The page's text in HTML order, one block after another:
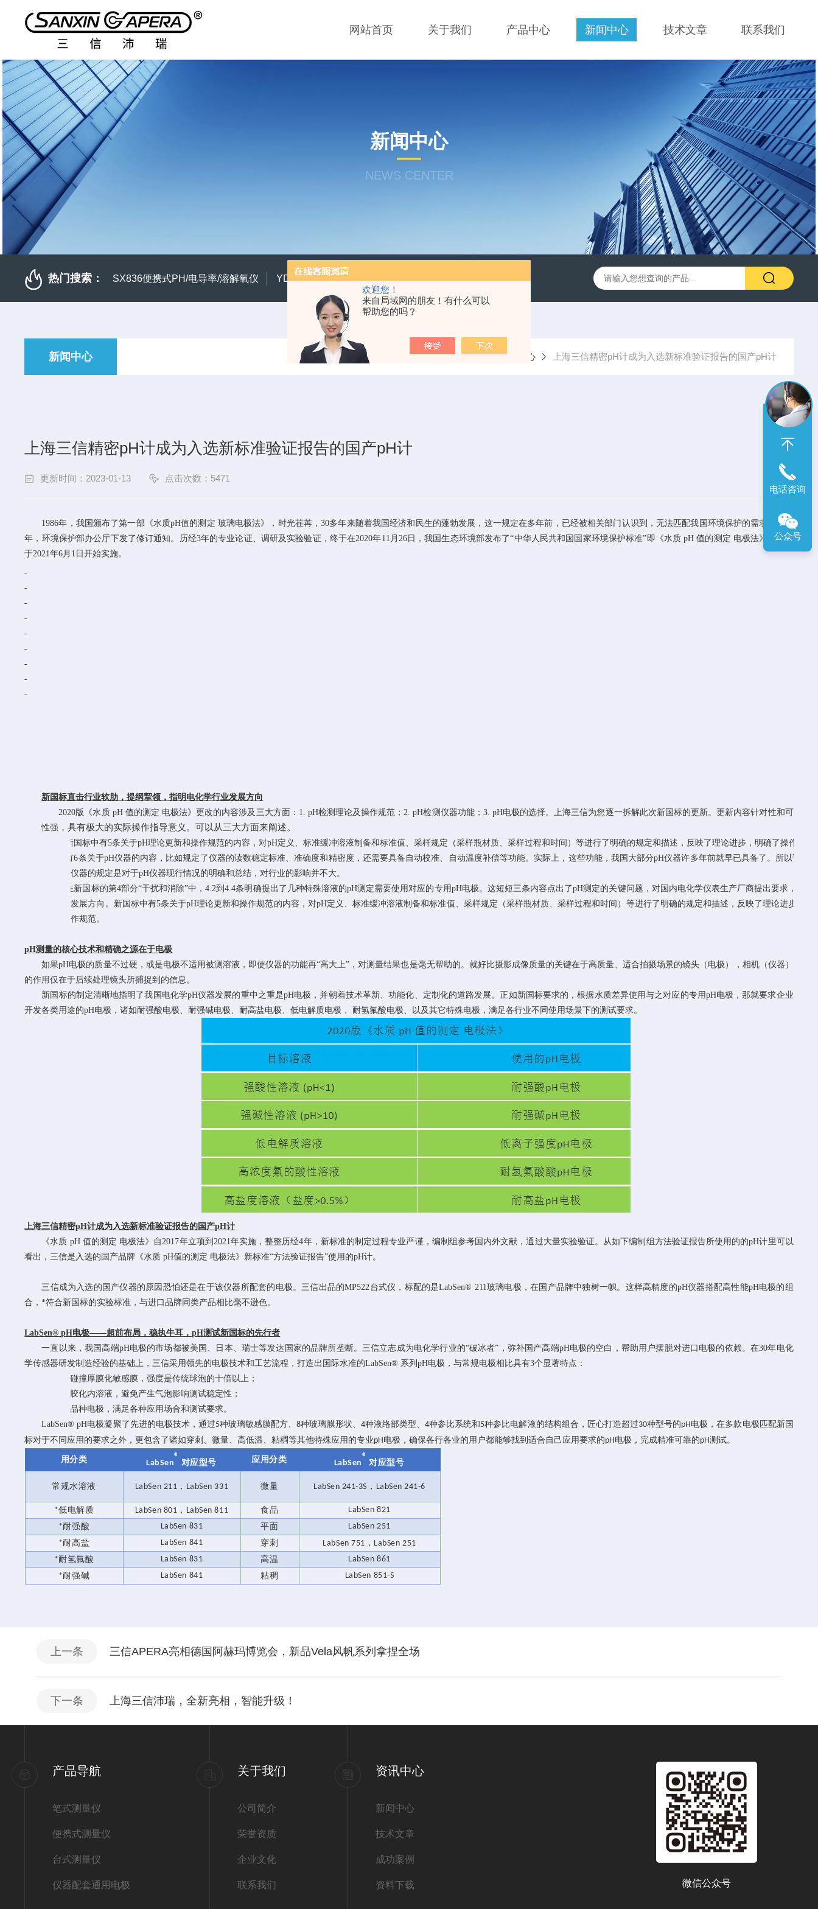
欢迎您！
来自局域网的朋友！有什么可以
帮助您的吗？
网站首页 关于我们 产品中心 新闻中心 技术文章 联系我们
新闻中心
NEWS CENTER
热门搜索： SX836便携式PH/电导率/溶解氧仪 YD300便携式水质硬度仪 CL200笔式余氯计 SX716便携式溶解氧仪 SX610笔式pH计
新闻中心 当前位置：首页 新闻中心 上海三信精密pH计成为入选新标准验证报告的国产pH计
上海三信精密pH计成为入选新标准验证报告的国产pH计
更新时间：2023-01-13 点击次数：5471
1986年，我国颁布了第一部《水质pH值的测定 玻璃电极法》，时光荏苒，30多年来随着我国经济和民生的蓬勃发展，这一规定在多年前，已经被相关部门认识到，无法匹配我国环境保护的需求。
2017
年，环境保护部办公厅下发了修订通知。历经3年的专业论证、调研及实验验证，终于在2020年11 月 26日，我国生态环境部发布了“中华人民共和国国家环境保护标准”即《水质pH值的测定 电极法》，并定
于2021年6月 1 日开始实施。
新国标直击行业软肋，提纲挈领，指明电化学行业发展方向
2020版《水质 pH 值的测定 电极法》更改的内容涉及三大方面： 1. pH检测理论及操作规范；2. pH检测仪器功能； 3. pH电极的选择。上海三信为您逐一拆解此次新国标的更新。更新内容针对性和可操作
性强 ，具有极大的实际操作指导意义。可以从三大方面来阐述。
新国标中有5条关于pH理论更新和操作规范的内容，对pH定义、标准缓冲溶液制备和标准值、采样规定（采样瓶材质、采样过程和时间）等进行了明确的规定和描述，反映了理论进步，明确了操作规范
有6条关于pH仪器的内容，比如规定了仪器的读数稳定标准、准确度和精密度，还需要具备自动校准、自动温度补偿等功能。实际上，这些功能，我国大部分pH仪器许多年前就早已具备了。所以说这
仪器的规定是对于pH仪器现行情况的明确和总结，对行业的影响并不大。
在新国标的第4部分“干扰和消除”中，4.2到4.4条明确提出了几种特殊溶液的pH测定需要使用对应的专用pH电极。这短短三条内容点出了pH测定的关键问题，对国内电化学仪表生产厂商提出要求，指明
发展方向。新国标中有5条关于pH理论更新和操作规范的内容，对pH定义、标准缓冲溶液制备和标准值、采样规定（采样瓶材质、采样过程和时间）等进行了明确的规定和描述，反映了理论进步，明
作规范。
pH测量的核心技术和精确之源在于电极
如果pH电极的质量不过硬，或是电极不适用被测溶液，即使仪器的功能再“高大上”，对测量结果也是毫无帮助的。就好比摄影成像质量的关键在于高质量、适合拍摄场景的镜头（电极），相机（仪器）
的作用仅在于后续处理镜头所捕捉到的信息。
新国标的制定清晰地指明了我国电化学pH仪器发展的重中之重是pH电极，并朝着技术革新、功能化、定制化的道路发展。正如新国标要求的，根据水质差异使用与之对应的专用pH电极，那就要求企业
开发各类用途的pH电极，诸如耐强酸电极、耐强碱电极、耐高盐电极、低电解质电极 、耐氢氟酸电极、以及其它特殊电极，满足各行业不同使用场景下的测试要求。
上海三信精密pH计成为入选新标准验证报告的国产pH计
《水质 pH 值的测定 电极法》自2017年立项到 2021年实施，整整历经4年，新标准的制定过程专业严谨，编制组参考国内外文献，通过大量实验验证。从如下编制组方法验证报告所使用的的pH计里可以
看出，三信是入选的国产品牌《水质pH值的测定 电极法》新标准“方法验证报告”使用的pH计。
三信成为入选的国产仪器的原因恐怕还是在于该仪器所配套的电极。三信出品的MP522台式仪，标配的是LabSen® 211玻璃电极，在国产品牌中独树一帜。这样高精度的pH仪器搭配高性能pH电极的组
合，*符合新国标的实验标准，与进口品牌同类产品相比毫不逊色。
LabSen® pH电极——超前布局，稳执牛耳，pH测试新国标的先行者
一直以来，我国高端pH电极的市场都被美国、日本、瑞士等发达国家的品牌所垄断。三信立志成为电化学行业的“破冰者”，弥补国产高端pH电极的空白，帮助用户摆脱对进口电极的依赖。在30年电化
学传感器研发制造经验的基础上，三信采用领先的电极技术和工艺流程，打造出国际水准的LabSen® 系列pH电极，与常规电极相比具有3个显著特点：
耐碰撞厚膜化敏感膜，强度是传统球泡的十倍以上；
凝胶化内溶液，避免产生气泡影响测试稳定性；
全品种电极，满足各种应用场合和测试要求。
LabSen® pH电极凝聚了先进的电极技术，通过5种玻璃敏感膜配方、8种玻璃膜形状、 4种液络部类型、 4种参比系统和 5种参比电解液的结构组合，匠心打造超过30种型号的pH电极，在多款电极匹配新国
标对于不同应用的要求之外，更包含了诸如穿刺、微量、高低温、粘稠等其他特殊应用的专业pH电极，确保各行各业的用户都能够找到适合自己应用要求的pH电极，完成精准可靠的pH测试。
用分类 LabSen
®
对应型号 应用分类 LabSen
®
对应型号
常规水溶液 LabSen 211 ， LabSen 331 微量 LabSen 241-3S ， LabSen 241-6
*低电解质 LabSen 801 ， LabSen 811 食品
LabSen 821
*耐强酸 LabSen 831 平面
LabSen 251
*耐高盐 LabSen 841 穿刺 LabSen 751 ， LabSen 251
*耐氢氟酸 LabSen 831 高温
LabSen 861
*耐强碱 LabSen 841 粘稠 LabSen 851-S
上一条 三信APERA亮相德国阿赫玛博览会，新品Vela风帆系列拿捏全场
下一条 上海三信沛瑞，全新亮相，智能升级！
产品导航
笔式测量仪
便携式测量仪
台式测量仪
仪器配套通用电极
关于我们
公司简介
荣誉资质
企业文化
联系我们
资讯中心
新闻中心
技术文章
成功案例
资料下载 微信公众号
电话咨询
公众号